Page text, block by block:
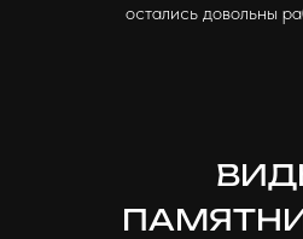
остались довольны